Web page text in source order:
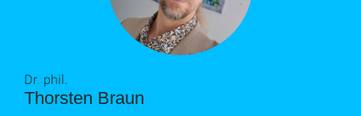
Thorsten Braun
Dr. phil.